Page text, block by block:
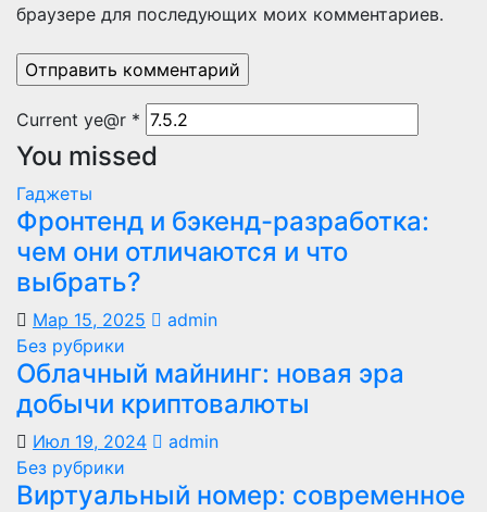
браузере для последующих моих комментариев.
Current ye@r *
You missed
Гаджеты
Фронтенд и бэкенд-разработка:
чем они отличаются и что
выбрать?
Мар 15, 2025
admin
Без рубрики
Облачный майнинг: новая эра
добычи криптовалюты
Июл 19, 2024
admin
Без рубрики
Виртуальный номер: современное